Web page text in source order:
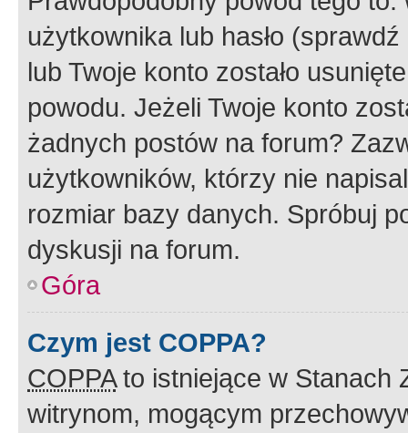
użytkownika lub hasło
lub Twoje konto zostało
powodu. Jeżeli Twoje konto
żadnych postów na forum?
użytkowników, którzy nie
rozmiar bazy danych. Spróbuj
dyskusji na forum.
Góra
Czym jest COPPA?
COPPAto istniejące w Stanach
witrynom, mogącym